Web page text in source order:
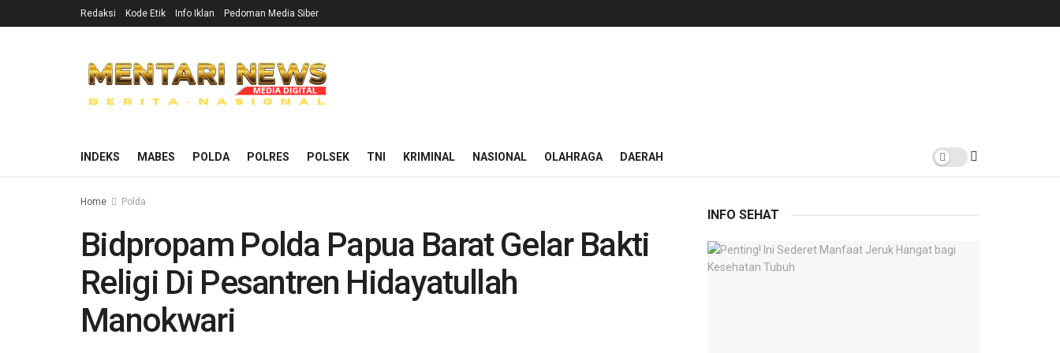
Redaksi Kode Etik Info Iklan Pedoman Media Siber
INDEKS MABES POLDA POLRES POLSEK TNI KRIMINAL NASIONAL OLAHRAGA DAERAH
Home Polda
Bidpropam Polda Papua Barat Gelar Bakti
Religi Di Pesantren Hidayatullah
Manokwari
INFO SEHAT